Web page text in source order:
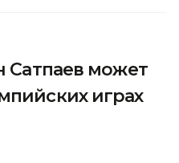
Сатпаев может
играх